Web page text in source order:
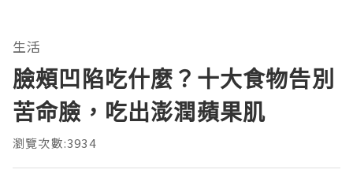
生活
臉頰凹陷吃什麼？十大食物告別
苦命臉，吃出澎潤蘋果肌
瀏覽次數:3934